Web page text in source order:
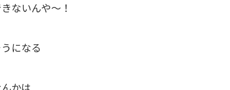
ないんや〜！
になる